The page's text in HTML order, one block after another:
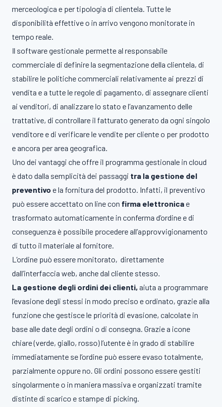
merceologica e per tipologia di clientela. Tutte le
disponibilità effettive o in arrivo vengono monitorate in
tempo reale.
Il software gestionale permette al responsabile
commerciale di definire la segmentazione della clientela, di
stabilire le politiche commerciali relativamente ai prezzi di
vendita e a tutte le regole di pagamento, di assegnare clienti
ai venditori, di analizzare lo stato e l’avanzamento delle
trattative, di controllare il fatturato generato da ogni singolo
venditore e di verificare le vendite per cliente o per prodotto
e ancora per area geografica.
Uno dei vantaggi che offre il programma gestionale in cloud
è dato dalla semplicità dei passaggi tra la gestione del
preventivo e la fornitura del prodotto. Infatti, il preventivo
può essere accettato on line con firma elettronicae
trasformato automaticamente in conferma d’ordine e di
conseguenza è possibile procedere all’approvvigionamento
di tutto il materiale al fornitore.
L’ordine può essere monitorato, direttamente
dall’interfaccia web, anche dal cliente stesso.
La gestione degli ordini dei clienti, aiuta a programmare
l’evasione degli stessi in modo preciso e ordinato, grazie alla
funzione che gestisce le priorità di evasione, calcolate in
base alle date degli ordini o di consegna. Grazie a icone
chiare (verde, giallo, rosso) l’utente è in grado di stabilire
immediatamente se l’ordine può essere evaso totalmente,
parzialmente oppure no. Gli ordini possono essere gestiti
singolarmente o in maniera massiva e organizzati tramite
distinte di scarico e stampe di picking.